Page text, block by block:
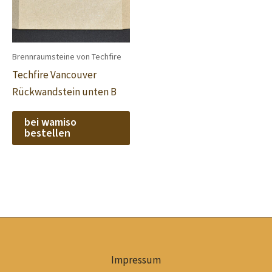
Brennraumsteine von Techfire
Techfire Vancouver
Rückwandstein unten B
bei wamiso
bestellen
Impressum